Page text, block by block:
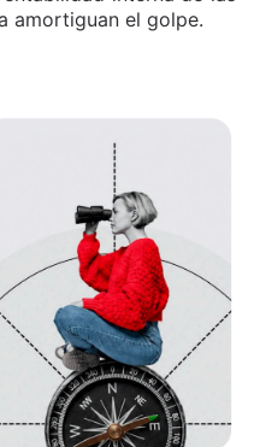
amortiguan el golpe.